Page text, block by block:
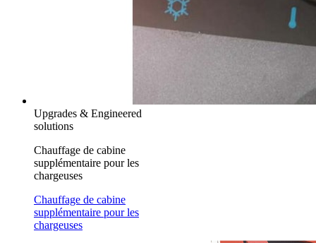
Upgrades & Engineered
solutions
Chauffage de cabine
supplémentaire pour les
chargeuses
Chauffage de cabine
supplémentaire pour les
chargeuses